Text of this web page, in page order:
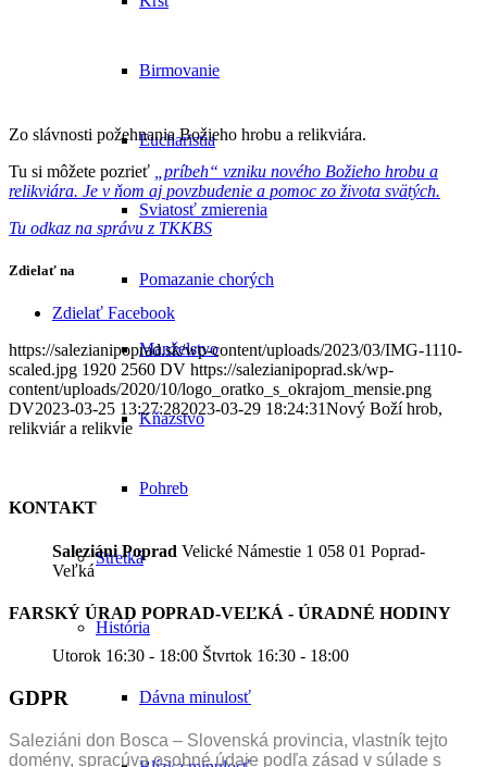
Birmovanie
Eucharistia
Sviatosť zmierenia
Pomazanie chorých
Manželstvo
Kňazstvo
Pohreb
Stretká
História
Dávna minulosť
Zo slávnosti požehnania Božieho hrobu a relikviára.
Tu si môžete pozrieť
„príbeh“ vzniku nového Božieho hrobu a
relikviára. Je v ňom aj povzbudenie a pomoc zo života svätých.
Tu odkaz na správu z TKKBS
Zdielať na
Zdielať Facebook
https://salezianipoprad.sk/wp-content/uploads/2023/03/IMG-1110-
scaled.jpg 1920 2560 DV https://salezianipoprad.sk/wp-
content/uploads/2020/10/logo_oratko_s_okrajom_mensie.png
DV2023-03-25 13:27:282023-03-29 18:24:31Nový Boží hrob,
relikviár a relikvie
KONTAKT
Saleziáni Poprad Velické Námestie 1 058 01 Poprad-
Veľká
FARSKÝ ÚRAD POPRAD-VEĽKÁ - ÚRADNÉ HODINY
Utorok 16:30 - 18:00 Štvrtok 16:30 - 18:00
GDPR
Saleziáni don Bosca – Slovenská provincia, vlastník tejto
domény, spracúva osobné údaje podľa zásad v súlade s